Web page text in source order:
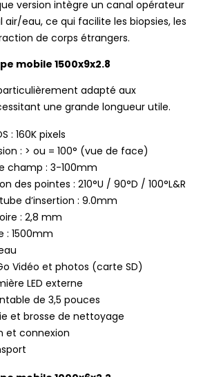
version intègre un canal opérateur
air/eau, ce qui facilite les biopsies, les
de corps étrangers.
mobile 1500x9x2.8
adapté aux
une grande longueur utile.
: 160K pixels
: > ou = 100° (vue de face)
champ : 3-100mm
des pointes : 210°U / 90°D / 100°L&R
d’insertion : 9.0mm
: 2,8 mm
: 1500mm
Vidéo et photos (carte SD)
LED externe
de 3,5 pouces
et brosse de nettoyage
et connexion